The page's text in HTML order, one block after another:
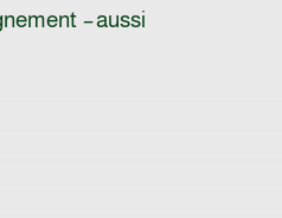
–aussi